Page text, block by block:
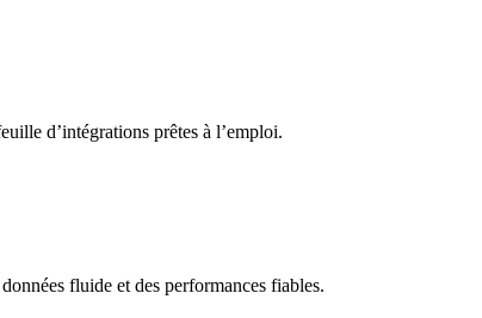
d’intégrations prêtes à l’emploi.
fluide et des performances fiables.